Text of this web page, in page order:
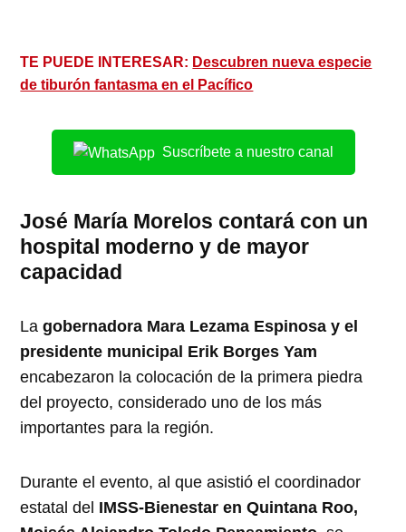
TE PUEDE INTERESAR: Descubren nueva especie
de tiburón fantasma en el Pacífico
Suscríbete a nuestro canal
José María Morelos contará con un
hospital moderno y de mayor
capacidad
Lagobernadora Mara Lezama Espinosa y el
presidente municipal Erik Borges Yam
encabezaron la colocación de la primera piedra
del proyecto, considerado uno de los más
importantes para la región.
Durante el evento, al que asistió el coordinador
estatal del IMSS-Bienestar en Quintana Roo,